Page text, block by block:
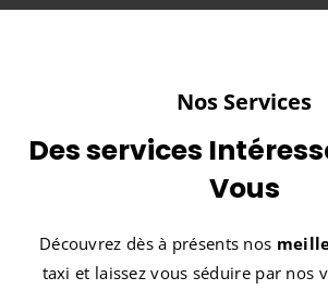
Nos Services
Des services
Vous
Découvrez dès à présents nos
taxi et laissez vous séduire par nos